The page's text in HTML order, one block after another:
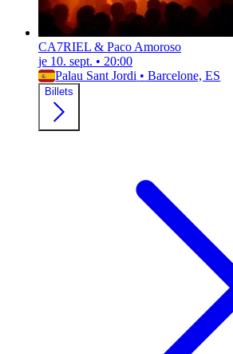
CA7RIEL & Paco Amoroso
je 10. sept. • 20:00
Palau Sant Jordi • Barcelone, ES
Billets